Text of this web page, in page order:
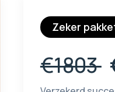
Zeker
€1803